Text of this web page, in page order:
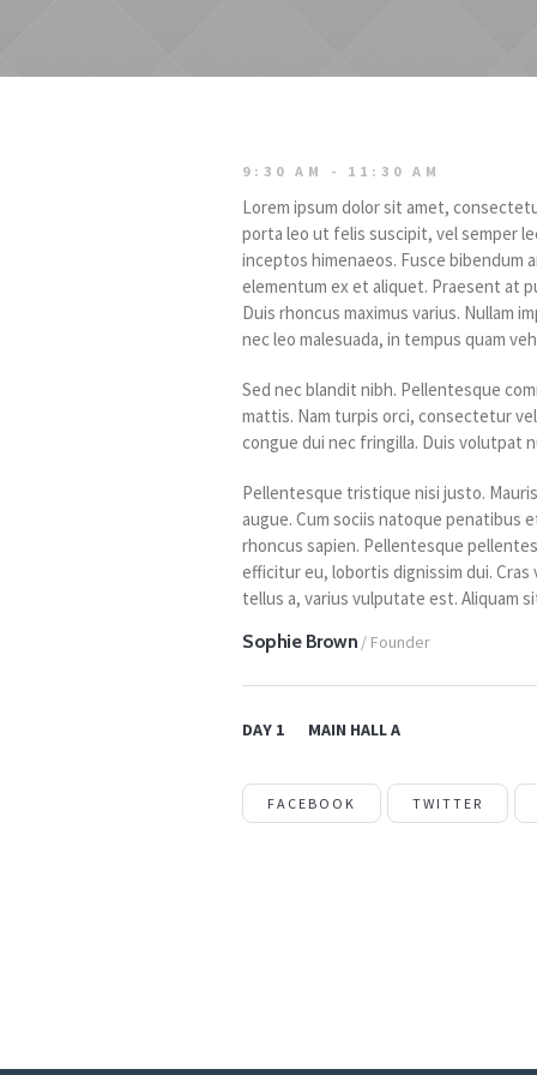
9:30 AM - 11:30 AM
Lorem ipsum dolor sit amet,
porta leo ut felis suscipit, vel semper
inceptos himenaeos. Fusce bibendum
elementum ex et aliquet. Praesent at
Duis rhoncus maximus varius. Nullam
nec leo malesuada, in tempus quam
Sed nec blandit nibh. Pellentesque
mattis. Nam turpis orci, consectetur
congue dui nec fringilla. Duis volutpat
Pellentesque tristique nisi justo.
augue. Cum sociis natoque penatibus
rhoncus sapien. Pellentesque
efficitur eu, lobortis dignissim dui. Cras
tellus a, varius vulputate est. Aliquam
Sophie Brown / Founder
DAY 1 MAIN HALL A
FACEBOOK TWITTER